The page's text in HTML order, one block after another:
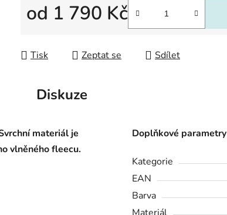
od 1 790 Kč
Tisk Zeptat se Sdílet
Diskuze
vrchní materiál je
vlněného fleecu.
Doplňkové parametry
Kategorie
EAN
Barva